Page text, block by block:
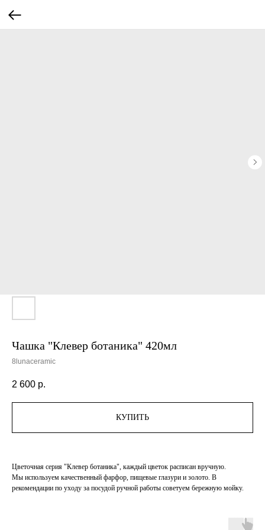
Чашка "Клевер ботаника" 420мл
8lunaceramic
2 600 р.
КУПИТЬ
Цветочная серия "Клевер ботаника", каждый цветок расписан вручную.
Мы используем качественный фарфор, пищевые глазури и золото. В
рекомендации по уходу за посудой ручной работы советуем бережную мойку.